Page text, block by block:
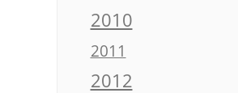
2010
2011
2012